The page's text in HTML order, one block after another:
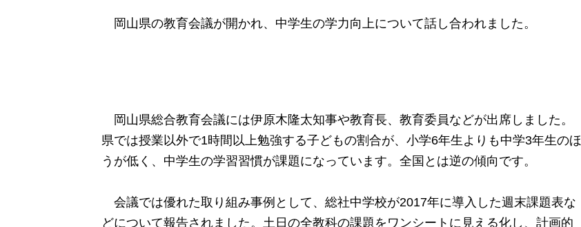
岡山県の教育会議が開かれ、中学生の学力向上について話し合われました。
岡山県総合教育会議には伊原木隆太知事や教育長、教育委員などが出席しました。
県では授業以外で1時間以上勉強する子どもの割合が、小学6年生よりも中学3年生のほ
うが低く、中学生の学習習慣が課題になっています。全国とは逆の傾向です。
会議では優れた取り組み事例として、総社中学校が2017年に導入した週末課題表な
どについて報告されました。土日の全教科の課題をワンシートに見える化し、計画的